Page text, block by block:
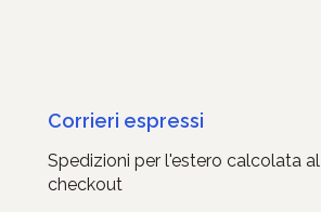
Corrieri espressi
Spedizioni per l'estero calcolata al
checkout